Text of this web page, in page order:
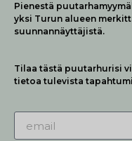
Pienestä
yksi Turun alueen
suunnannäyttäjistä.
Tilaa tästä puutarhurisi
tietoa tulevista